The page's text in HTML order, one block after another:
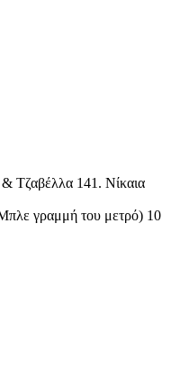
Τζαβέλλα 141. Νίκαια
γραμμή του μετρό) 10